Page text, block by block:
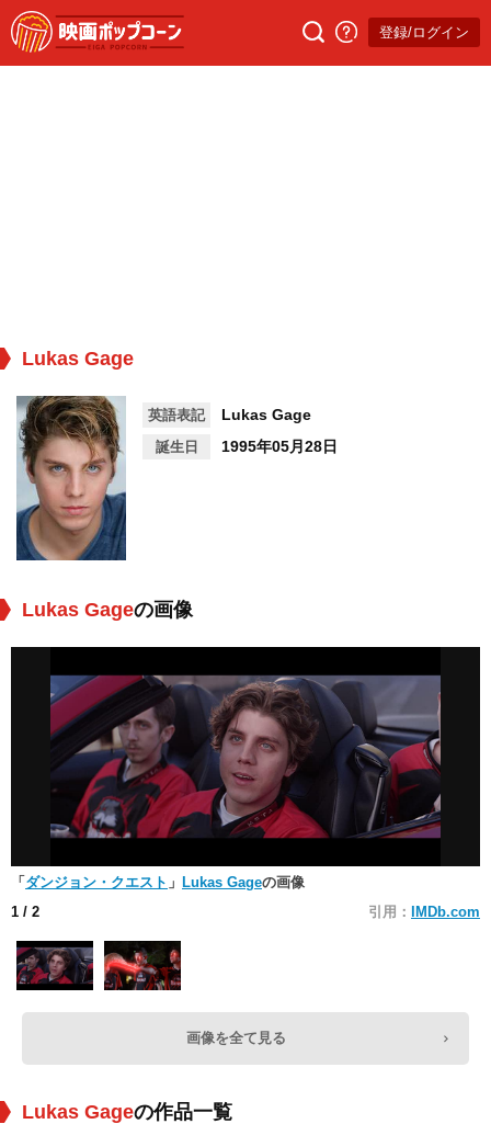
登録/ログイン
Lukas Gage
英語表記 Lukas Gage
誕生日 1995年05月28日
Lukas Gageの画像
「 ダンジョン・クエスト 」 Lukas Gageの画像
1 / 2 引用： IMDb.com
画像を全て見る
Lukas Gageの作品一覧